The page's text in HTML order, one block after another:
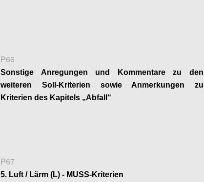
P66
Sonstige Anregungen und Kommentare zu den
weiteren Soll-Kriterien sowie Anmerkungen zu
Kriterien des Kapitels „Abfall “
P67
5. Luft / Lärm (L) - MUSS-Kriterien